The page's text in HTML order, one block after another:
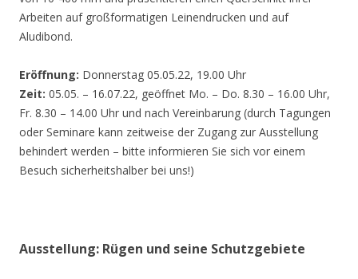
Arbeiten auf großformatigen Leinendrucken und auf
Aludibond.
Eröffnung: Donnerstag 05.05.22, 19.00 Uhr
Zeit: 05.05. – 16.07.22, geöffnet Mo. – Do. 8.30 – 16.00 Uhr,
Fr. 8.30 – 14.00 Uhr und nach Vereinbarung (durch Tagungen
oder Seminare kann zeitweise der Zugang zur Ausstellung
behindert werden – bitte informieren Sie sich vor einem
Besuch sicherheitshalber bei uns!)
Ausstellung: Rügen und seine Schutzgebiete